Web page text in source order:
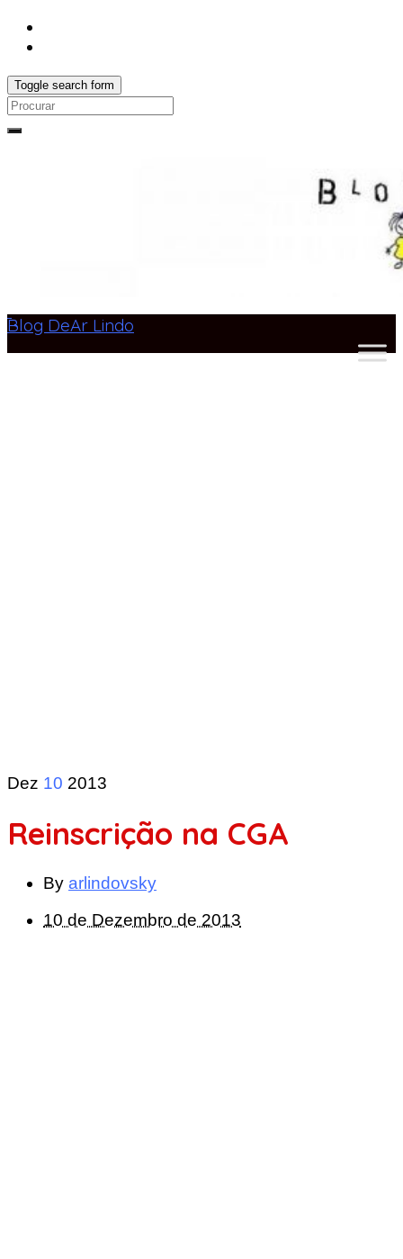
Toggle search form
Search
Blog DeAr Lindo
Dez 10 2013
Reinscrição na CGA
By arlindovsky
10 de Dezembro de 2013